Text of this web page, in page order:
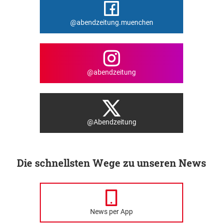
@abendzeitung.muenchen
@abendzeitung
@Abendzeitung
Die schnellsten Wege zu unseren News
News per App